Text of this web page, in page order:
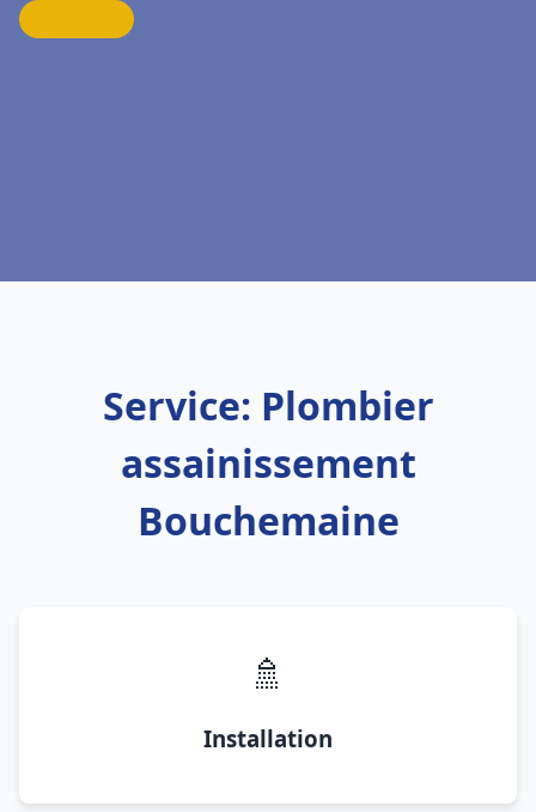
Service: Plombier
assainissement
Bouchemaine
🚿
Installation